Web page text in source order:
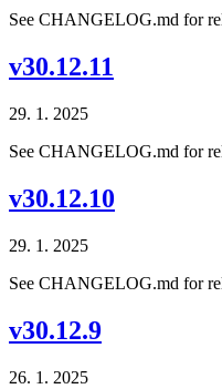
See CHANGELOG.md for
v30.12.11
29. 1. 2025
See CHANGELOG.md for
v30.12.10
29. 1. 2025
See CHANGELOG.md for
v30.12.9
26. 1. 2025